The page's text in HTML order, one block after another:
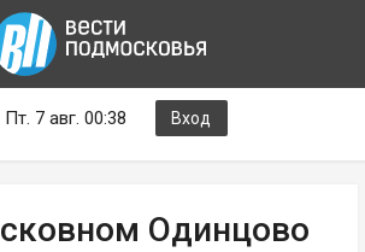
Пт. 7 авг. 00:38 Вход
Одинцово